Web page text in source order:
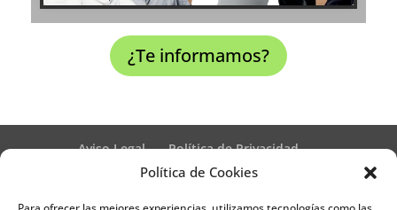
Política de Cookies
¿Te informamos?
Aviso Legal
Política de Privacidad
Términos y condiciones – Contrato de matrícula